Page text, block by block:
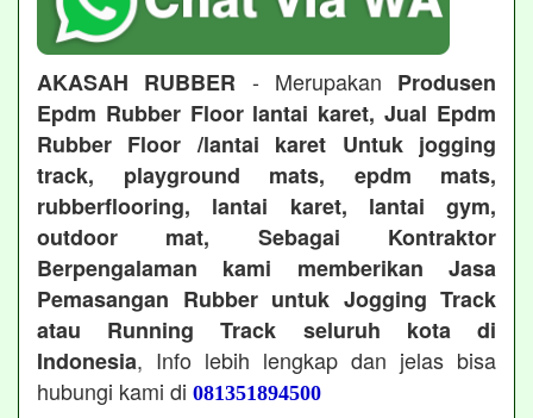
AKASAH RUBBER - Merupakan Produsen
Epdm Rubber Floor lantai karet, Jual Epdm
Rubber Floor /lantai karet Untuk jogging
track, playground mats, epdm mats,
rubberflooring, lantai karet, lantai gym,
outdoor mat, Sebagai Kontraktor
Berpengalaman kami memberikan Jasa
Pemasangan Rubber untuk Jogging Track
atau Running Track seluruh kota di
Indonesia, Info lebih lengkap dan jelas bisa
hubungi kami di 081351894500